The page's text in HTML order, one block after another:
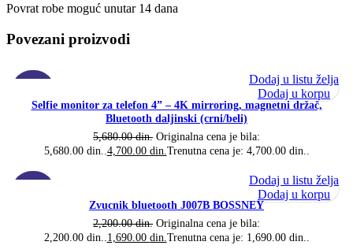
Povrat robe moguć unutar 14 dana
Povezani proizvodi
Selfie monitor za telefon 4” – 4K mirroring, magnetni držač,
Bluetooth daljinski (crni/beli)
5,680.00din. Originalna cena je bila:
5,680.00 din.. 4,700.00 din. Trenutna cena je: 4,700.00 din..
Dodaj u listu želja
Dodaj u korpu
Zvucnik bluetooth J007B BOSSNEY
2,200.00din. Originalna cena je bila:
2,200.00 din.. 1,690.00 din. Trenutna cena je: 1,690.00 din..
Dodaj u listu želja
Dodaj u korpu